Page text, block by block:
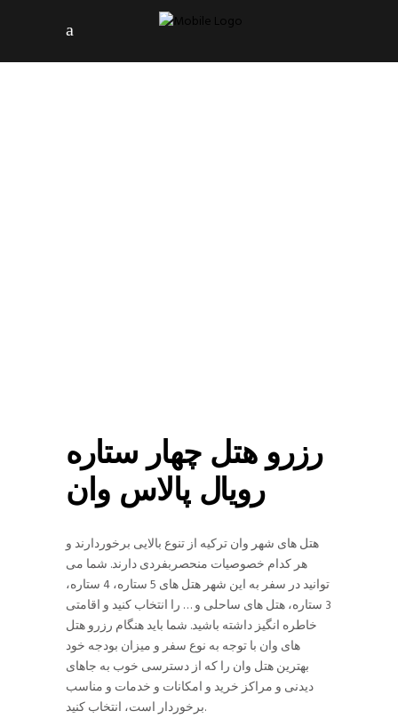
رزرو هتل چهار ستاره
رویال پالاس وان
هتل های شهر وان ترکیه از تنوع بالایی برخوردارند و
هر کدام خصوصیات منحصربفردی دارند. شما می
توانید در سفر به این شهر هتل های 5 ستاره، 4 ستاره،
3 ستاره، هتل های ساحلی و … را انتخاب کنید و اقامتی
خاطره انگیز داشته باشید. شما باید هنگام رزرو هتل
های وان با توجه به نوع سفر و میزان بودجه خود
بهترین هتل وان را که از دسترسی خوب به جاهای
دیدنی و مراکز خرید و امکانات و خدمات و مناسب
برخوردار است، انتخاب کنید.